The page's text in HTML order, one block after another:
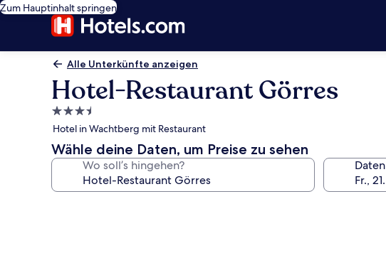
Zum Hauptinhalt springen
Alle Unterkünfte anzeigen
Hotel-Restaurant Görres
3.5-
Sterne-
Unterkunft
Hotel in Wachtberg mit Restaurant
Wähle deine Daten, um Preise zu sehen
Wo soll’s hingehen? Daten